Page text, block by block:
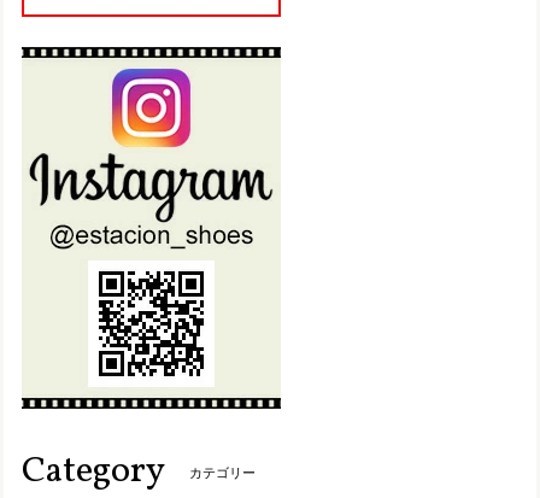
2025/06/11
想像通り可愛いのが届きました！ 仕事様にと思い購入しまし
たが、履きやすくて、もう一足注文しました！
L（24.0～24.5cm）
2025/05/28
2足のうち、1足を本日 初めて履きました。 朝 車で通勤時
に履き、帰りにスーパーに寄りましたが、右の踵部分の底
が、突然ガバっと崩壊した様に落ちました。スーパーで歩く
度に底がパラパラと崩れたカケラが落ちていきました。 帰っ
て左の靴底を確認しましたが、とてもほんの1時間も満たな
ました。 もう履けません。
Category カテゴリー